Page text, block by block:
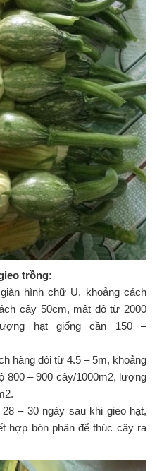
trồng:
hình chữ U, khoảng cách
cây 50cm, mật độ từ 2000
hạt giống cần 150 –
hàng đôi từ 4.5 – 5m, khoảng
800 – 900 cây/1000m2, lượng
– 30 ngày sau khi gieo hạt,
hợp bón phân để thúc cây ra